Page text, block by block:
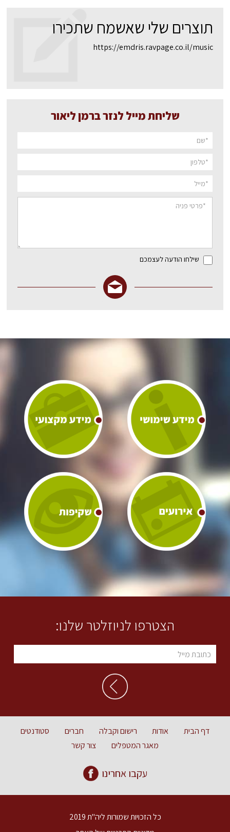
תוצרים שלי שאשמח שתכירו
https://emdris.ravpage.co.il/music
שליחת מייל לנזר ברמן ליאור
שילחו הודעה לעצמכם
הצטרפו לניוזלטר שלנו:
דף הבית אודות רישום וקבלה חברים
סטודנטים
מאגר המטפלים
צור קשר
עקבו אחרינו
כל הזכויות שמורות ליה"ת 2019